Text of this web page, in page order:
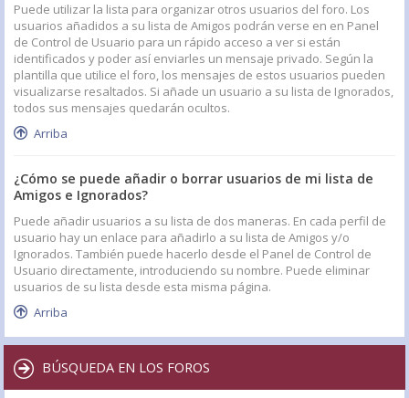
Puede utilizar la lista para organizar otros usuarios del foro. Los
usuarios añadidos a su lista de Amigos podrán verse en en Panel
de Control de Usuario para un rápido acceso a ver si están
identificados y poder así enviarles un mensaje privado. Según la
plantilla que utilice el foro, los mensajes de estos usuarios pueden
visualizarse resaltados. Si añade un usuario a su lista de Ignorados,
todos sus mensajes quedarán ocultos.
Arriba
¿Cómo se puede añadir o borrar usuarios de mi lista de
Amigos e Ignorados?
Puede añadir usuarios a su lista de dos maneras. En cada perfil de
usuario hay un enlace para añadirlo a su lista de Amigos y/o
Ignorados. También puede hacerlo desde el Panel de Control de
Usuario directamente, introduciendo su nombre. Puede eliminar
usuarios de su lista desde esta misma página.
Arriba
BÚSQUEDA EN LOS FOROS